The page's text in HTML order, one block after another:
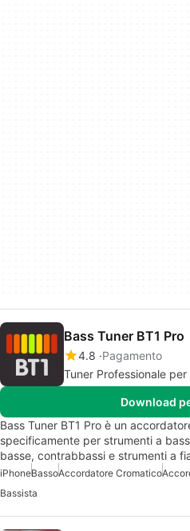
Bass Tuner BT1 Pro
4.8 Pagamento
Tuner Professionale
Download
Bass Tuner BT1 Pro è un
specificamente per strumenti a
basse, contrabbassi e strumenti a
iPhoneBassoAccordatore Cromatico
Bassista